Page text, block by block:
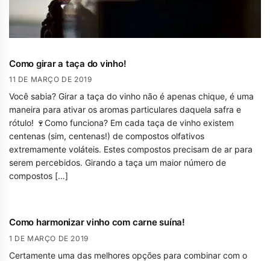
Como girar a taça do vinho!
11 DE MARÇO DE 2019
Você sabia? Girar a taça do vinho não é apenas chique, é uma
maneira para ativar os aromas particulares daquela safra e
rótulo! 🍷Como funciona? Em cada taça de vinho existem
centenas (sim, centenas!) de compostos olfativos
extremamente voláteis. Estes compostos precisam de ar para
serem percebidos. Girando a taça um maior número de
compostos […]
Como harmonizar vinho com carne suína!
1 DE MARÇO DE 2019
Certamente uma das melhores opções para combinar com o